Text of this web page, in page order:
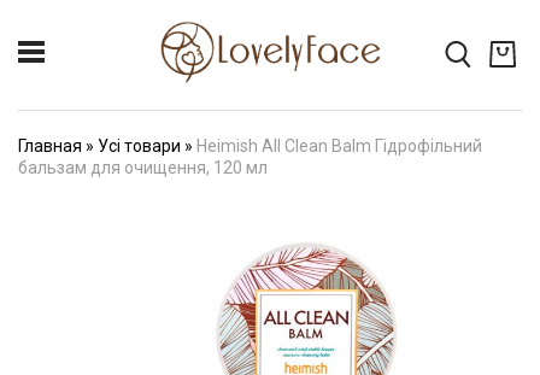
Главная » Усі товари » Heimish All Clean Balm Гідрофільний
бальзам для очищення, 120 мл